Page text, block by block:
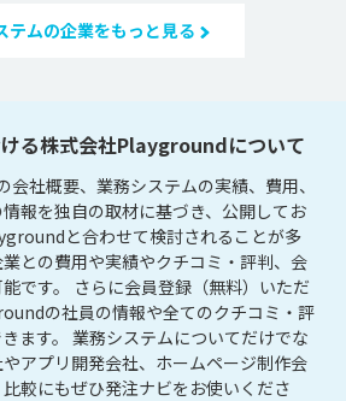
テムの企業をもっと見る
る株式会社Playgroundについて
社概要、業務システムの実績、費用、
報を独自の取材に基づき、公開してお
と合わせて検討されることが多
との費用や実績やクチコミ・評判、会
です。 さらに会員登録（無料）いただ
の社員の情報や全てのクチコミ・評
ます。 業務システムについてだけでな
アプリ開発会社、ホームページ制作会
較にもぜひ発注ナビをお使いくださ